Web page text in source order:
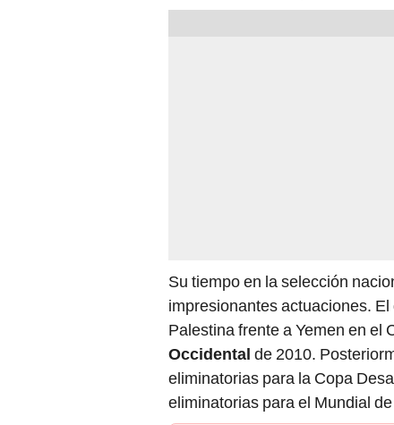
Su tiempo en la selección
impresionantes actuaciones.
Palestina frente a Yemen en el
Occidental de 2010.
eliminatorias para la Copa
eliminatorias para el Mundial